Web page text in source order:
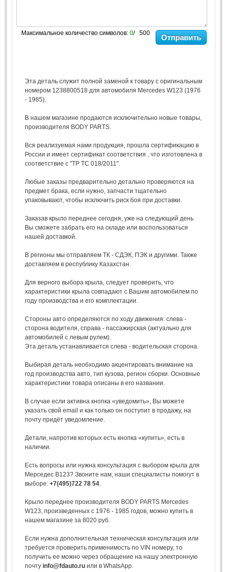
Максимальное количество символов: 0/ 500 Отправить
Эта деталь служит полной заменой к товару с оригинальным
номером 1238800518 для автомобиля Mercedes W123 (1976
- 1985).
В нашем магазине продаются исключительно новые товары,
производителя BODY PARTS.
Вся реализуемая нами продукция, прошла сертификацию в
России и имеет сертификат соответствия , что изготовлена в
соответствие с "ТР ТС 018/2011".
Любые заказы предварительно детально проверяются на
предмет брака, если нужно, запчасти тщательно
упаковывают, чтобы исключить риск боя при доставки.
Заказав крыло переднее сегодня, уже на следующий день
Вы сможете забрать его на складе или воспользоваться
нашей доставкой.
В регионы мы отправляем ТК - СДЭК, ПЭК и другими. Также
доставляем в республику Казахстан.
Для верного выбора крыла, следует проверить, что
характеристики крыла совпадают с Вашим автомобилем по
году производства и его комплектации.
Стороны авто определяются по ходу движения: слева -
сторона водителя, справа - пассажирская (актуально для
автомобилей с левым рулем).
Эта деталь устанавливается слева - водительская сторона.
Выбирая деталь необходимо акцентировать внимание на
год производства авто, тип кузова, регион сборки. Основные
характеристики товара описаны в его названии.
В случае если активна кнопка «уведомить», Вы можете
указать свой email и как только он поступит в продажу, на
почту придёт уведомление.
Детали, напротив которых есть кнопка «купить», есть в
наличии.
Есть вопросы или нужна консультация с выбором крыла для
Мерседес В123? Звоните нам, наши специалисты помогут в
выборе: +7(495)722 78 54.
Крыло переднее производителя BODY PARTS Mercedes
W123, произведенных с 1976 - 1985 годов, можно купить в
нашем магазине за 8020 руб.
Если нужна дополнительная техническая консультация или
требуется проверить применимость по VIN номеру, то
получить ее можно через обращение на нашу электронную
почту info@fdauto.ruили в WhatsApp.